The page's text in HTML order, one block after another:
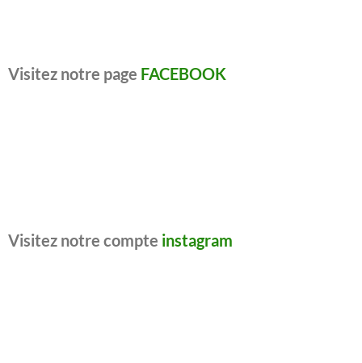
Visitez notre page FACEBOOK
Visitez notre compte instagram